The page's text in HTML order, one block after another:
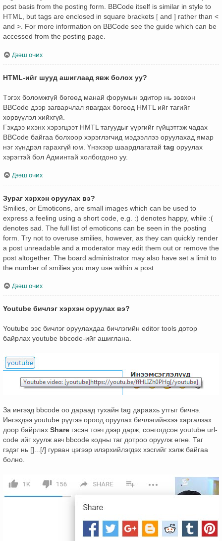
post basis from the posting form. BBCode itself is similar in style to
HTML, but tags are enclosed in square brackets [ and ] rather than <
and >. For more information on BBCode see the guide which can be
accessed from the posting page.
Дээш очих
HTML-ийг шууд ашиглаад явж болох уу?
Тэгэх боломжгүй бөгөөд манай форумын эдитор нь зөвхөн
BBCode дээр загварчлал явагдах бөгөөд HMTL ийг тагийг
хөрвүүлэл хийхгүй.
Гэхдээ ихэнх хэрэгцээт HMTL тагуудыг үүргийг гүйцэтгэж чадах
BBCode байгаа болхоор хэрэглэгчид мэдээллээ оруулахад ямар
нэг хүндрэл гарахгүй юм. Үнэхээр шаардлагатай tag оруулах
хэрэгтэй бол Админтай холбогдоно уу.
Дээш очих
Зураг хэрхэн оруулах вэ?
Smilies, or Emoticons, are small images which can be used to
express a feeling using a short code, e.g. :) denotes happy, while :(
denotes sad. The full list of emoticons can be seen in the posting
form. Try not to overuse smilies, however, as they can quickly render
a post unreadable and a moderator may edit them out or remove the
post altogether. The board administrator may also have set a limit to
the number of smilies you may use within a post.
Дээш очих
Youtube бичлэг хэрхэн оруулах вэ?
Youtube ээс бичлэг оруулахдаа бичлэгийн editor tools дотор
байрлах youtube bbcode-ийг ашиглана.
За ингээд bbcode оо дараад тухайн tag дараахь утгыг бичнэ.
Ингэхдээ youtube рүүгээ ороод оруулах бичлэгийнхээ харгалзах
доор байрлах Share гэсэн товч дээр дарж, сонгогдсон youtube url-
code ийг хуулж авч bbcode кодны таг дотроо оруулж өгнө. Таг
гэдэг нь []...[/] гурван цэгээр илэрхийлэгдэх хэсгийг хэлж байгаа
болно.